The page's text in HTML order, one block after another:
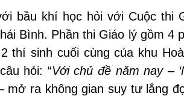
bầu khí học hỏi với Cuộc thi
Bình. Phần thi Giáo lý gồm 4
thí sinh cuối cùng của khu
hỏi: “Với chủ đề năm nay – ‘
mở ra không gian suy tư lắng